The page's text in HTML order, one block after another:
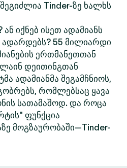
Tinder-ზე ხალხს
იქნებ ისეთ ადამიანს
ადარდებს? 55 მილიარდი
ერთმანეთთან
დეითინგთან
ადამიანმა შეგამჩნიოს,
რომლებსაც ყავა
სათამაშოდ. და როცა
ფუნქცია
მოგზაურობაში—Tinder-